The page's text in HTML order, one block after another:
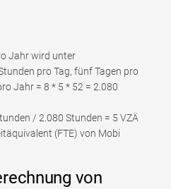
Jahr wird unter
pro Tag, fünf Tagen pro
Jahr = 8 * 5 * 52 = 2.080
/ 2.080 Stunden = 5 VZÄ
(FTE) von Mobi
von